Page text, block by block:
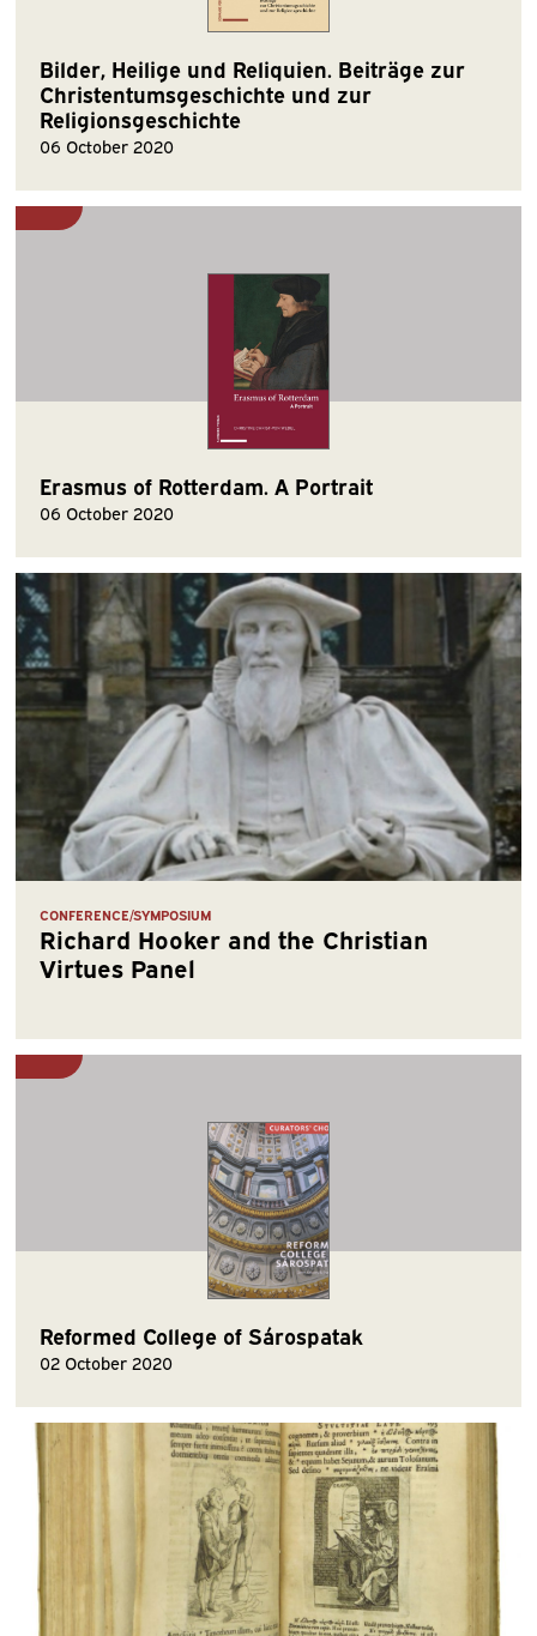
Bilder, Heilige und Reliquien. Beiträge zur
Christentumsgeschichte und zur
Religionsgeschichte
06 October 2020
Erasmus of Rotterdam. A Portrait
06 October 2020
CONFERENCE/SYMPOSIUM
Richard Hooker and the Christian
Virtues Panel
Reformed College of Sárospatak
02 October 2020